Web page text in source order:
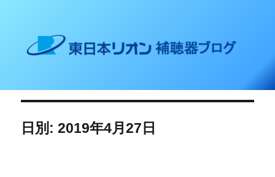
東日本リオン 補聴器ブログ
日別: 2019年4月27日